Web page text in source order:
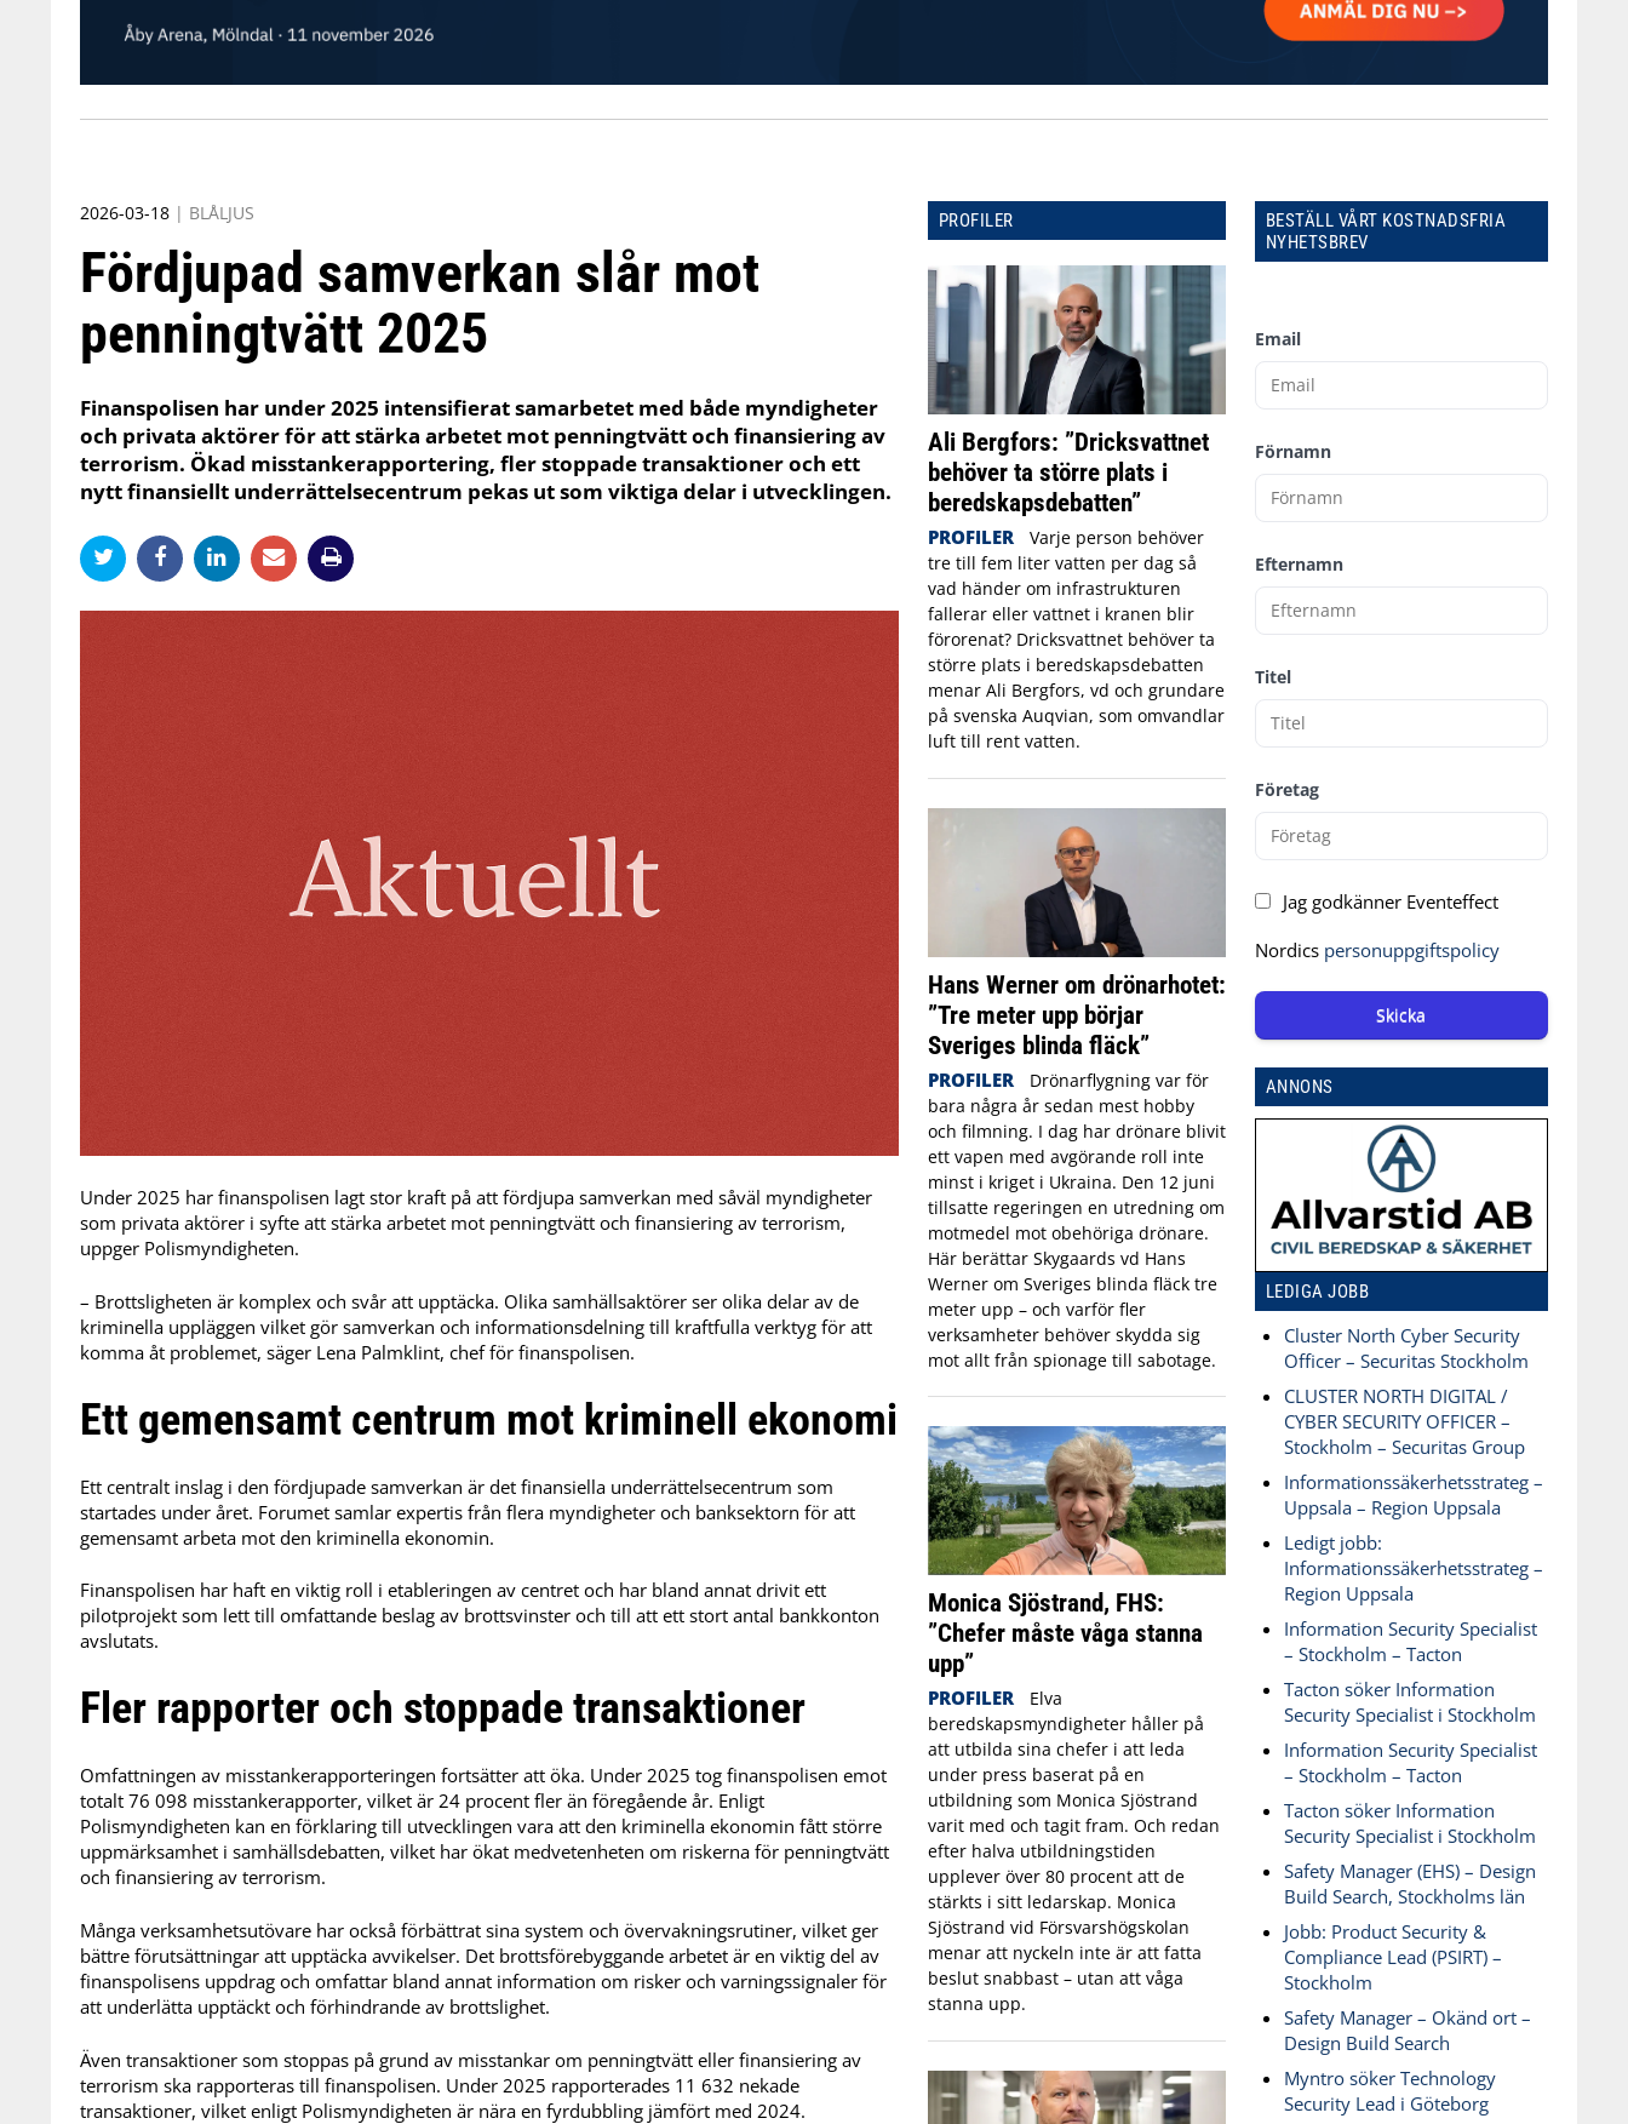
2026-03-18 | BLÅLJUS
Fördjupad samverkan slår mot
penningtvätt 2025
Finanspolisen har under 2025 intensifierat samarbetet med både myndigheter
och privata aktörer för att stärka arbetet mot penningtvätt och finansiering av
terrorism. Ökad misstankerapportering, fler stoppade transaktioner och ett
nytt finansiellt underrättelsecentrum pekas ut som viktiga delar i utvecklingen.
Under 2025 har finanspolisen lagt stor kraft på att fördjupa samverkan med såväl myndigheter
som privata aktörer i syfte att stärka arbetet mot penningtvätt och finansiering av terrorism,
uppger Polismyndigheten.
– Brottsligheten är komplex och svår att upptäcka. Olika samhällsaktörer ser olika delar av de
kriminella uppläggen vilket gör samverkan och informationsdelning till kraftfulla verktyg för att
komma åt problemet, säger Lena Palmklint, chef för finanspolisen.
Ett gemensamt centrum mot kriminell ekonomi
Ett centralt inslag i den fördjupade samverkan är det finansiella underrättelsecentrum som
startades under året. Forumet samlar expertis från flera myndigheter och banksektorn för att
gemensamt arbeta mot den kriminella ekonomin.
Finanspolisen har haft en viktig roll i etableringen av centret och har bland annat drivit ett
pilotprojekt som lett till omfattande beslag av brottsvinster och till att ett stort antal bankkonton
avslutats.
Fler rapporter och stoppade transaktioner
Omfattningen av misstankerapporteringen fortsätter att öka. Under 2025 tog finanspolisen emot
totalt 76 098 misstankerapporter, vilket är 24 procent fler än föregående år. Enligt
Polismyndigheten kan en förklaring till utvecklingen vara att den kriminella ekonomin fått större
uppmärksamhet i samhällsdebatten, vilket har ökat medvetenheten om riskerna för penningtvätt
och finansiering av terrorism.
Många verksamhetsutövare har också förbättrat sina system och övervakningsrutiner, vilket ger
bättre förutsättningar att upptäcka avvikelser. Det brottsförebyggande arbetet är en viktig del av
finanspolisens uppdrag och omfattar bland annat information om risker och varningssignaler för
att underlätta upptäckt och förhindrande av brottslighet.
Även transaktioner som stoppas på grund av misstankar om penningtvätt eller finansiering av
terrorism ska rapporteras till finanspolisen. Under 2025 rapporterades 11 632 nekade
transaktioner, vilket enligt Polismyndigheten är nära en fyrdubbling jämfört med 2024.
PROFILER
Ali Bergfors: ”Dricksvattnet
behöver ta större plats i
beredskapsdebatten”
PROFILER
Varje person behöver
tre till fem liter vatten per dag så
vad händer om infrastrukturen
fallerar eller vattnet i kranen blir
förorenat? Dricksvattnet behöver ta
större plats i beredskapsdebatten
menar Ali Bergfors, vd och grundare
på svenska Auqvian, som omvandlar
luft till rent vatten.
Hans Werner om drönarhotet:
”Tre meter upp börjar
Sveriges blinda fläck”
PROFILER
Drönarflygning var för
bara några år sedan mest hobby
och filmning. I dag har drönare blivit
ett vapen med avgörande roll inte
minst i kriget i Ukraina. Den 12 juni
tillsatte regeringen en utredning om
motmedel mot obehöriga drönare.
Här berättar Skygaards vd Hans
Werner om Sveriges blinda fläck tre
meter upp – och varför fler
verksamheter behöver skydda sig
mot allt från spionage till sabotage.
Monica Sjöstrand, FHS:
”Chefer måste våga stanna
upp”
PROFILER
Elva
beredskapsmyndigheter håller på
att utbilda sina chefer i att leda
under press baserat på en
utbildning som Monica Sjöstrand
varit med och tagit fram. Och redan
efter halva utbildningstiden
upplever över 80 procent att de
stärkts i sitt ledarskap. Monica
Sjöstrand vid Försvarshögskolan
menar att nyckeln inte är att fatta
beslut snabbast – utan att våga
stanna upp.
BESTÄLL VÅRT KOSTNADSFRIA
NYHETSBREV
Email
Förnamn
Efternamn
Titel
Företag
Jag godkänner Eventeffect
Nordics personuppgiftspolicy
Skicka
ANNONS
LEDIGA JOBB
Cluster North Cyber Security
Officer – Securitas Stockholm
CLUSTER NORTH DIGITAL /
CYBER SECURITY OFFICER –
Stockholm – Securitas Group
Informationssäkerhetsstrateg –
Uppsala – Region Uppsala
Ledigt jobb:
Informationssäkerhetsstrateg –
Region Uppsala
Information Security Specialist
– Stockholm – Tacton
Tacton söker Information
Security Specialist i Stockholm
Information Security Specialist
– Stockholm – Tacton
Tacton söker Information
Security Specialist i Stockholm
Safety Manager (EHS) – Design
Build Search, Stockholms län
Jobb: Product Security &
Compliance Lead (PSIRT) –
Stockholm
Safety Manager – Okänd ort –
Design Build Search
Myntro söker Technology
Security Lead i Göteborg